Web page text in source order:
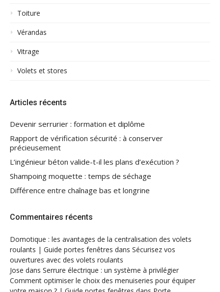
Toiture
Vérandas
Vitrage
Volets et stores
Articles récents
Devenir serrurier : formation et diplôme
Rapport de vérification sécurité : à conserver
précieusement
L’ingénieur béton valide-t-il les plans d’exécution ?
Shampoing moquette : temps de séchage
Différence entre chaînage bas et longrine
Commentaires récents
Domotique : les avantages de la centralisation des volets
roulants | Guide portes fenêtres dans Sécurisez vos
ouvertures avec des volets roulants
Jose dans Serrure électrique : un système à privilégier
Comment optimiser le choix des menuiseries pour équiper